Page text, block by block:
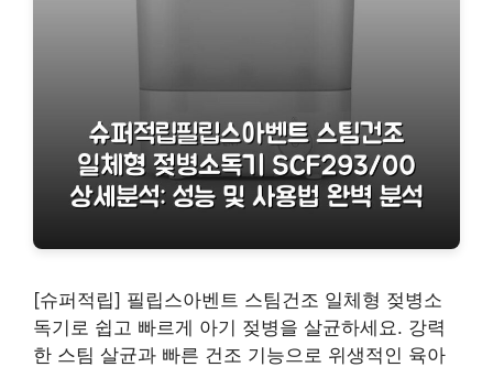
[슈퍼적립] 필립스아벤트 스팀건조 일체형 젖병소
독기로 쉽고 빠르게 아기 젖병을 살균하세요. 강력
한 스팀 살균과 빠른 건조 기능으로 위생적인 육아